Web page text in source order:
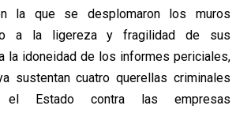
la que se desplomaron los muros
a la ligereza y fragilidad de sus
la idoneidad de los informes periciales,
sustentan cuatro querellas criminales
el Estado contra las empresas